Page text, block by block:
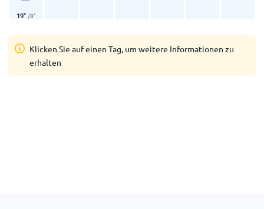
19° /8°
Klicken Sie auf einen Tag, um weitere Informationen zu
erhalten